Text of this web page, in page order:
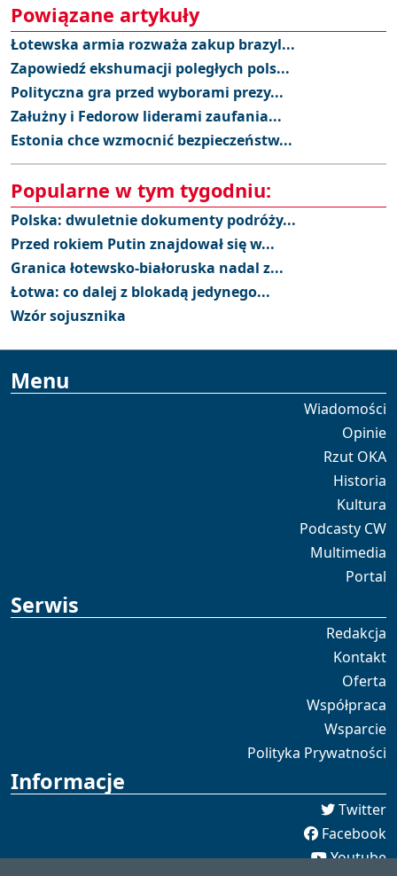
Powiązane artykuły
Łotewska armia rozważa zakup brazyl...
Zapowiedź ekshumacji poległych pols...
Polityczna gra przed wyborami prezy...
Załużny i Fedorow liderami zaufania...
Estonia chce wzmocnić bezpieczeństw...
Popularne w tym tygodniu:
Polska: dwuletnie dokumenty podróży...
Przed rokiem Putin znajdował się w...
Granica łotewsko-białoruska nadal z...
Łotwa: co dalej z blokadą jedynego...
Wzór sojusznika
Menu
Wiadomości
Opinie
Rzut OKA
Historia
Kultura
Podcasty CW
Multimedia
Portal
Serwis
Redakcja
Kontakt
Oferta
Współpraca
Wsparcie
Polityka Prywatności
Informacje
Twitter
Facebook
Youtube